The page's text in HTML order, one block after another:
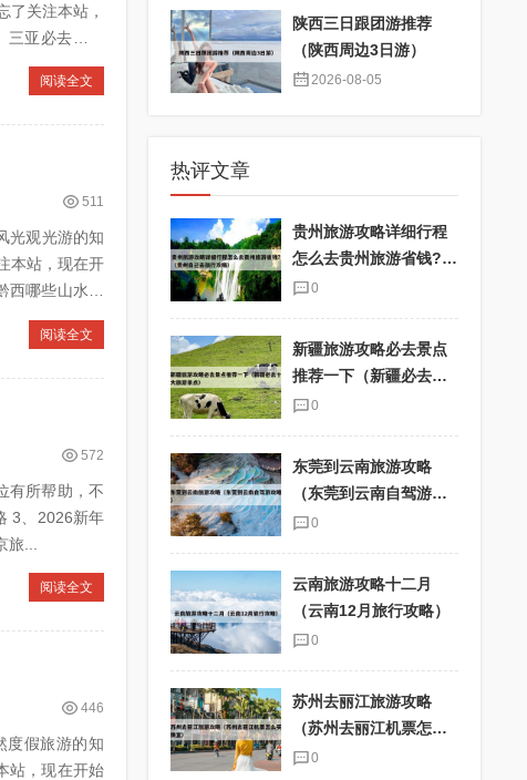
了关注本站，
阅读全文
511
光观光游的知
本站，现在开
阅读全文
572
有所帮助，不
攻略 6、五月北京旅...
阅读全文
446
度假旅游的知
站，现在开始
陕西三日跟团游推荐
（陕西周边3日游）
2026-08-05
热评文章
贵州旅游攻略详细行程
怎么去贵州旅游省钱?
（贵州自己去旅行攻
0
新疆旅游攻略必去景点
推荐一下（新疆必去十
大旅游景点）
0
东莞到云南旅游攻略
（东莞到云南自驾游攻
略）
0
云南旅游攻略十二月
（云南12月旅行攻略）
0
苏州去丽江旅游攻略
（苏州去丽江机票怎么
买便宜）
0